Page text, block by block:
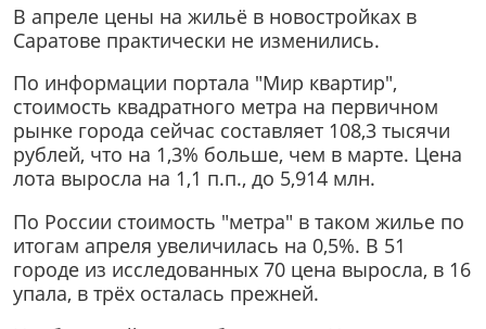
В апреле цены на жильё в новостройках в
Саратове практически не изменились.
По информации портала "Мир квартир",
стоимость квадратного метра на первичном
рынке города сейчас составляет 108,3 тысячи
рублей, что на 1,3% больше, чем в марте. Цена
лота выросла на 1,1 п.п., до 5,914 млн.
По России стоимость "метра" в таком жилье по
итогам апреля увеличилась на 0,5%. В 51
городе из исследованных 70 цена выросла, в 16
упала, в трёх осталась прежней.